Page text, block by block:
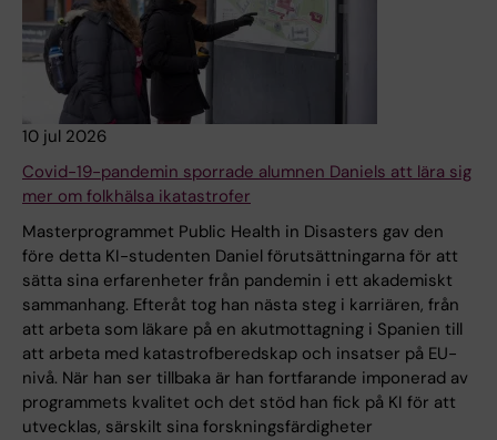
10 jul 2026
Covid-19-pandemin sporrade alumnen Daniels att lära sig
mer om folkhälsa ikatastrofer
Masterprogrammet Public Health in Disasters gav den
före detta KI-studenten Daniel förutsättningarna för att
sätta sina erfarenheter från pandemin i ett akademiskt
sammanhang. Efteråt tog han nästa steg i karriären, från
att arbeta som läkare på en akutmottagning i Spanien till
att arbeta med katastrofberedskap och insatser på EU-
nivå. När han ser tillbaka är han fortfarande imponerad av
programmets kvalitet och det stöd han fick på KI för att
utvecklas, särskilt sina forskningsfärdigheter